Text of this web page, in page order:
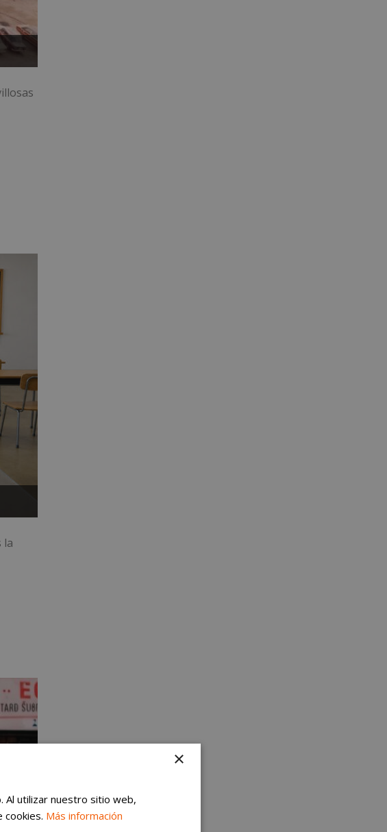
la
×
Al utilizar nuestro sitio web,
cookies. Más información